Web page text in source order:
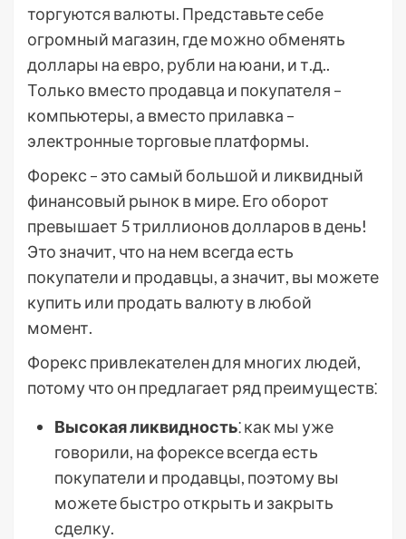
торгуются валюты. Представьте себе
огромный магазин, где можно обменять
доллары на евро, рубли на юани, и т.д..
Только вместо продавца и покупателя –
компьютеры, а вместо прилавка –
электронные торговые платформы.
Форекс – это самый большой и ликвидный
финансовый рынок в мире. Его оборот
превышает 5 триллионов долларов в день!
Это значит, что на нем всегда есть
покупатели и продавцы, а значит, вы можете
купить или продать валюту в любой
момент.
Форекс привлекателен для многих людей,
потому что он предлагает ряд преимуществ⁚
Высокая ликвидность⁚ как мы уже
говорили, на форексе всегда есть
покупатели и продавцы, поэтому вы
можете быстро открыть и закрыть
сделку.